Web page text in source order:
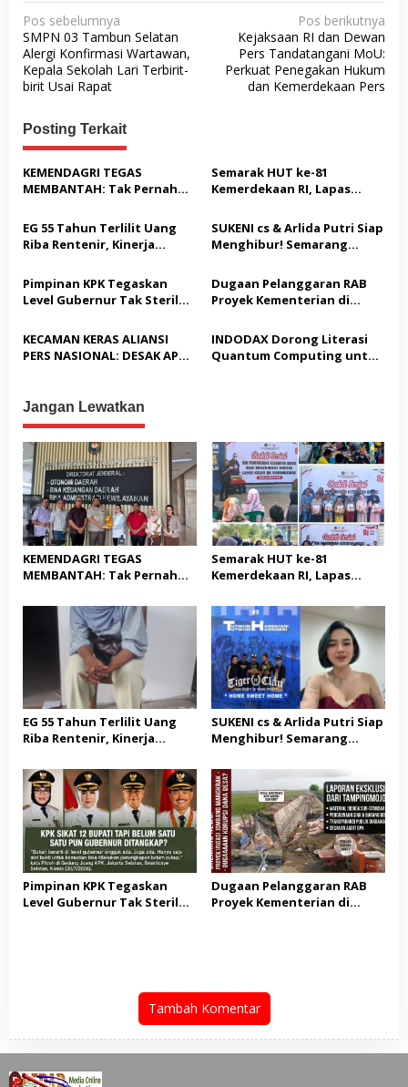
N
a
v
i
g
a
s
i
p
o
s
Pos sebelumnya
SMPN 03 Tambun Selatan
Alergi Konfirmasi Wartawan,
Kepala Sekolah Lari Terbirit-
birit Usai Rapat
Pos berikutnya
Kejaksaan RI dan Dewan
Pers Tandatangani MoU:
Perkuat Penegakan Hukum
dan Kemerdekaan Pers
Posting Terkait
KEMENDAGRI TEGAS
MEMBANTAH: Tak Pernah
STC Tak Diperpanjang
Semarak HUT ke-81
Kemerdekaan RI, Lapas
Sosial dan Pemeriksaan
Kesehatan Gratis bagi
Masyarakat
EG 55 Tahun Terlilit Uang
Riba Rentenir, Kinerja
Satreskrim Polresta
Karawang unit krimum
Patut di Pertanyakan
SUKENI cs & Arlida Putri Siap
Menghibur! Semarang
Akbar “Back On Track” 2026–
2029
Pimpinan KPK Tegaskan
Level Gubernur Tak Steril
Cukup, Bukan Dilindungi
Dugaan Pelanggaran RAB
Proyek Kementerian di
Nasionaldetik.com Desak
Tindakan Tegas
KECAMAN KERAS ALIANSI
PERS NASIONAL: DESAK APH
USUT TUNTAS GURITA
PUNGLI BERJAMAAH SERTA
KEPALA DINAS PENDIDIKAN
INDODAX Dorong Literasi
Quantum Computing untuk
Jangan Lewatkan
KEMENDAGRI TEGAS
MEMBANTAH: Tak Pernah
STC Tak Diperpanjang
Semarak HUT ke-81
Kemerdekaan RI, Lapas
Sosial dan Pemeriksaan
Kesehatan Gratis bagi
Masyarakat
EG 55 Tahun Terlilit Uang
Riba Rentenir, Kinerja
Satreskrim Polresta
Karawang unit krimum
Patut di Pertanyakan
SUKENI cs & Arlida Putri Siap
Menghibur! Semarang
Akbar “Back On Track” 2026–
2029
Pimpinan KPK Tegaskan
Level Gubernur Tak Steril
Dugaan Pelanggaran RAB
Proyek Kementerian di
Tambah Komentar